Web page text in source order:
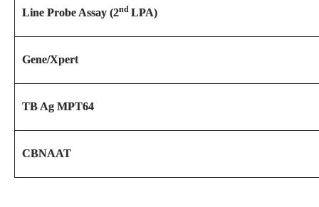
Line Probe Assay (2nd LPA)
Gene/Xpert
TB Ag MPT64
CBNAAT